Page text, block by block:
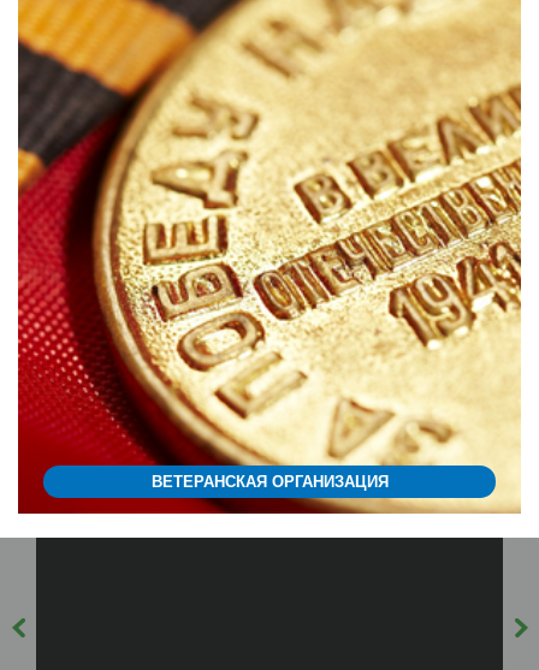
ВЕТЕРАНСКАЯ ОРГАНИЗАЦИЯ